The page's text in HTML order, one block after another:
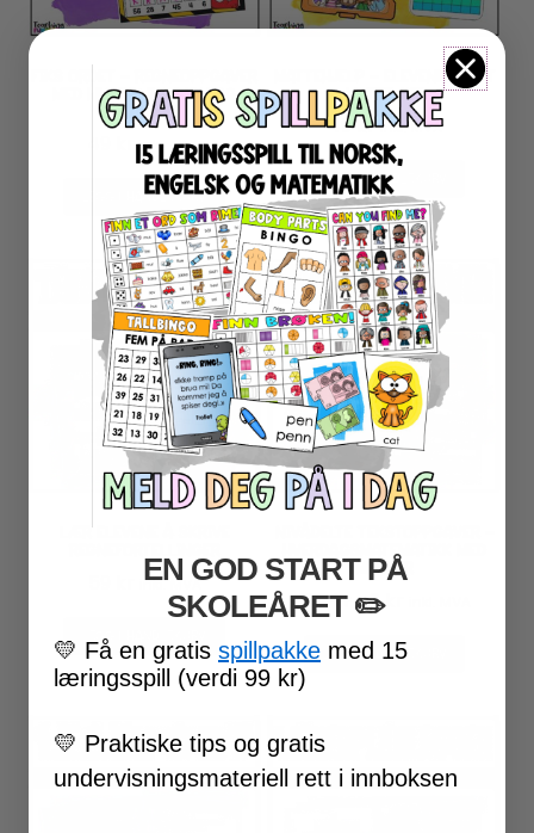
MED MULTIPLIKASJON OG
DIVISJON
inkl. MVA
LEGG I HANDLEKURV
MATTEHJELP – ELEVENES EGET
MATTE-KIT
49kr inkl. MVA
LEGG I HANDLEKURV
LÆR ELEVENE Å SKRIVE
inkl. MVA
LEGG I HANDLEKURV
HVERDAGSMATEMATIKK MED
MENYER
159kr Opprinnelig
var:
0kr
er:
LEGG I HANDLEKURV
EN GOD START PÅ
SKOLEÅRET​ ✏️
💛 Få en gratis spillpakke med 15
læringsspill (verdi 99 kr)
💛 Praktiske tips og gratis
undervisningsmateriell rett i innboksen